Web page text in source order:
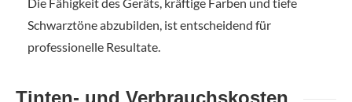
Schwarztöne abzubilden, ist entscheidend für
professionelle Resultate.
Tinten- und Verbrauchskosten